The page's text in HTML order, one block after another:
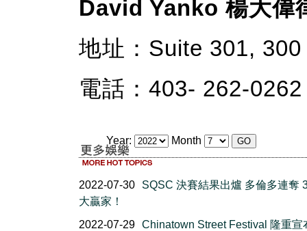
David Yanko 楊大偉
地址：Suite 301,
電話：403- 262-0262
Year: Month
2022-07-30
SQSC 決賽結果出爐 多倫多連奪
大贏家！
2022-07-29 Chinatown Street Festival 隆重宣